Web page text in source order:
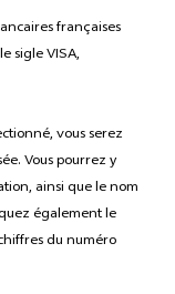
françaises
sigle VISA,
vous serez
Vous pourrez y
ainsi que le nom
également le
du numéro